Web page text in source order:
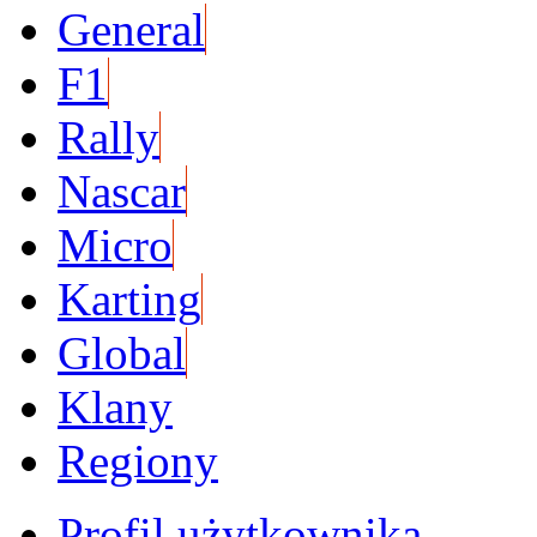
General
F1
Rally
Nascar
Micro
Karting
Global
Klany
Regiony